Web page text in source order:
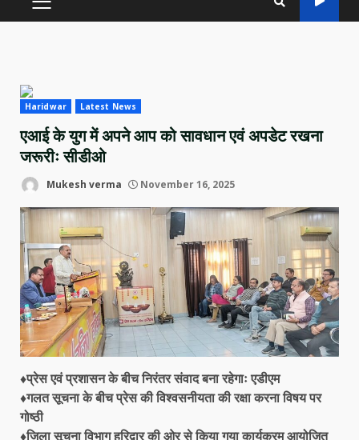
PRIMARY
Haridwar Latest News
एआई के युग में अपने आप को सावधान एवं अपडेट रखना
जरूरीः सीडीओ
Mukesh verma November 16, 2025
♦प्रेस एवं प्रशासन के बीच निरंतर संवाद बना रहेगाः एडीएम
♦गलत सूचना के बीच प्रेस की विश्वसनीयता की रक्षा करना विषय पर
गोष्ठी
♦जिला सूचना विभाग हरिद्वार की ओर से किया गया कार्यक्रम आयोजित